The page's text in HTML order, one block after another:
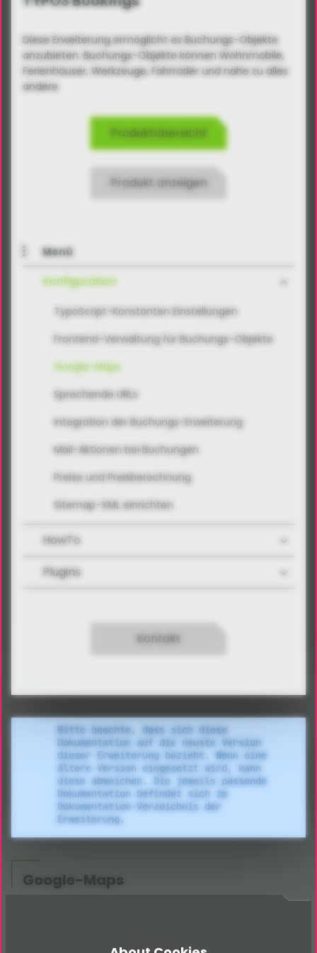
Bitte beachte, dass sich diese
Dokumentation auf die neuste Version
dieser Erweiterung bezieht. Wenn eine
ältere Version eingesetzt wird, kann
diese abweichen. Die jeweils passende
Dokumentation befindet sich im
Dokumentation-Verzeichnis der
Erweiterung.
Google-Maps
Google-Maps konfigurieren
Diese Erweiterung ermöglicht es Buchungs-Objekte
anzubieten. Buchungs-Objekte können Wohnmobile,
Ferienhäuser, Werkzeuge, Fahrräder und nahe zu alles
andere.
Produktübersicht
Produkt anzeigen
Menü
Konfiguration
TypoScript-Konstanten Einstellungen
Frontend-Verwaltung für Buchungs-Objekte
Google-Maps
Sprechende URLs
Integration der Buchungs-Erweiterung
Mail-Aktionen bei Buchungen
Preise und Preisberechnung
Sitemap-XML einrichten
HowTo
Plugins
Kontakt